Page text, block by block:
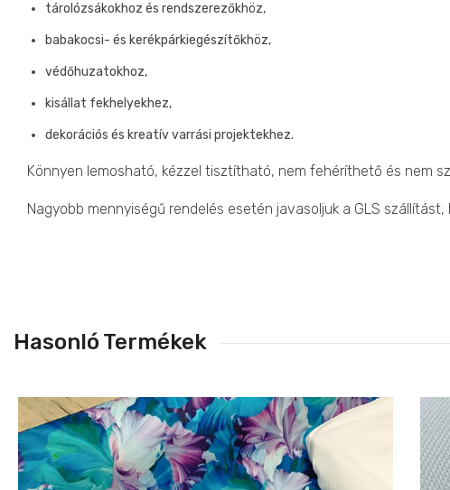
tárolózsákokhoz és rendszerezőkhöz,
babakocsi- és kerékpárkiegészítőkhöz,
védőhuzatokhoz,
kisállat fekhelyekhez,
dekorációs és kreatív varrási projektekhez.
Könnyen lemosható, kézzel tisztítható, nem fehéríthető és nem
Nagyobb mennyiségű rendelés esetén javasoljuk a GLS
Hasonló Termékek